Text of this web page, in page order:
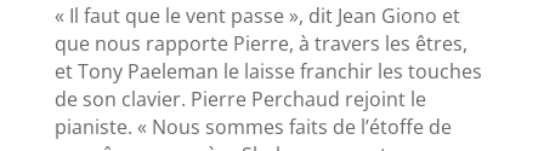
« Il faut que le vent passe », dit Jean Giono et
que nous rapporte Pierre, à travers les êtres,
et Tony Paeleman le laisse franchir les touches
de son clavier. Pierre Perchaud rejoint le
pianiste. « Nous sommes faits de l’étoffe de